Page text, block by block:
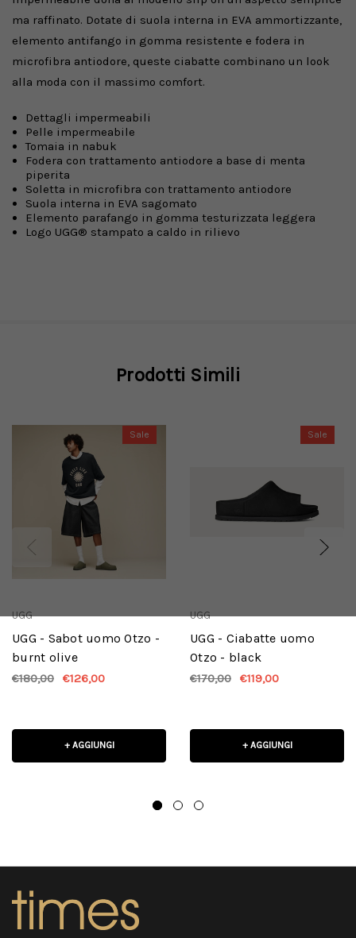
ma raffinato. Dotate di suola interna in EVA ammortizzante,
elemento antifango in gomma resistente e fodera in
microfibra antiodore, queste ciabatte combinano un look
alla moda con il massimo comfort.
Dettagli impermeabili
Pelle impermeabile
Tomaia in nabuk
Fodera con trattamento antiodore a base di menta
piperita
Soletta in microfibra con trattamento antiodore
Suola interna in EVA sagomato
Elemento parafango in gomma testurizzata leggera
Logo UGG® stampato a caldo in rilievo
Prodotti Simili
Sale
UGG
UGG - Sabot uomo Otzo -
burnt olive
€180,00 €126,00
+ AGGIUNGI
Sale
UGG
UGG - Ciabatte uomo
Otzo - black
€170,00 €119,00
+ AGGIUNGI